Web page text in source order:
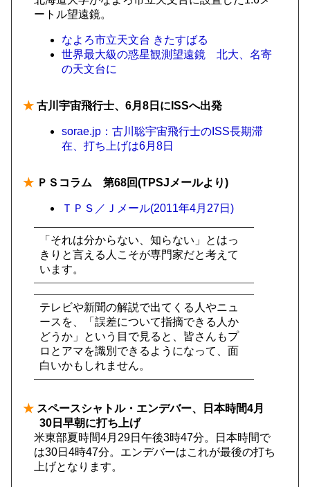
ートル望遠鏡。
なよろ市立天文台 きたすばる
世界最大級の惑星観測望遠鏡 北大、名寄
の天文台に
★ 古川宇宙飛行士、6月8日にISSへ出発
sorae.jp：古川聡宇宙飛行士のISS長期滞
在、打ち上げは6月8日
★ ＰＳコラム 第68回(TPSJメールより)
ＴＰＳ／Ｊメール(2011年4月27日)
「それは分からない、知らない」とはっ
きりと言える人こそが専門家だと考えて
います。
テレビや新聞の解説で出てくる人やニュ
ースを、「誤差について指摘できる人か
どうか」という目で見ると、皆さんもプ
ロとアマを識別できるようになって、面
白いかもしれません。
★ スペースシャトル・エンデバー、日本時間4月
30日早朝に打ち上げ
米東部夏時間4月29日午後3時47分。日本時間で
は30日4時47分。エンデバーはこれが最後の打ち
上げとなります。